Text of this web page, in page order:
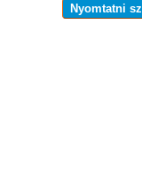
Nyomtatni